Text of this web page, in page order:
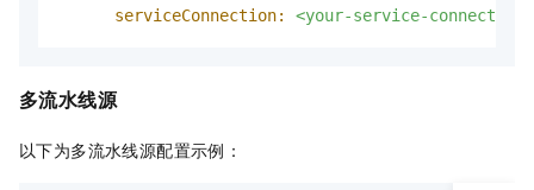
serviceConnection:
<your-service-
多流水线源
以下为多流水线源配置示例：